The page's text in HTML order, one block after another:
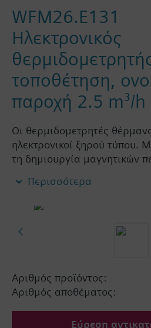
WFM26.E131
Ηλεκτρονικός
τοποθέτηση,
παροχή 2.5 m³/h
Οι θερμιδομετρητές
ηλεκτρονικοί ξηρού τύπου.
τη δημιουργία μαγνητικών
υψηλής ακρίβειας.
ψύξη. Κάθε ημέρα
δεδομένων. Οι
ψύξης διατίθενται σε δύο
(μονού ψεκασμού) ή
μεγέθη, παρέχοντας τη
Περισσότερα
Αριθμός προϊόντος:
Αριθμός αποθέματος:
Εύρεση